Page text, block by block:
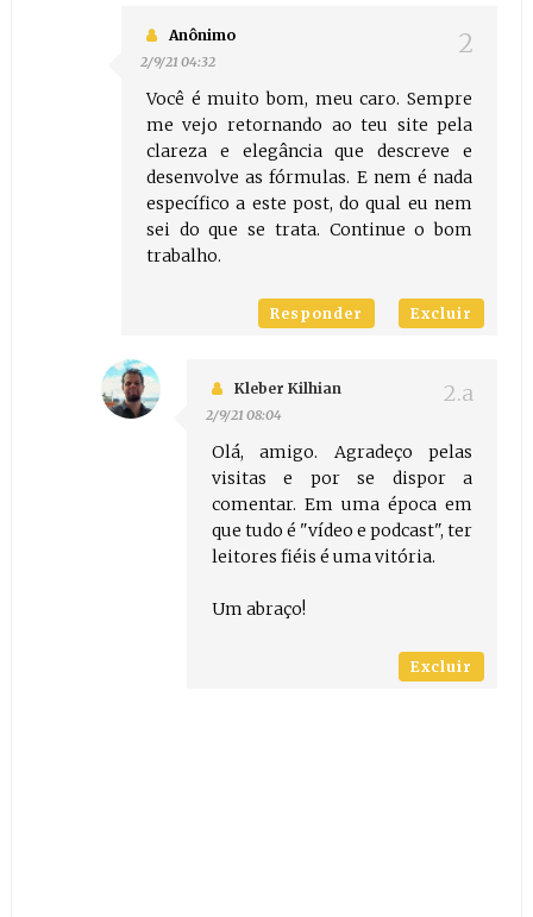
Anônimo
2/9/21 04:32
Você é muito bom, meu caro. Sempre
me vejo retornando ao teu site pela
clareza e elegância que descreve e
desenvolve as fórmulas. E nem é nada
específico a este post, do qual eu nem
sei do que se trata. Continue o bom
trabalho.
Responder Excluir
Kleber Kilhian
2/9/21 08:04
Olá, amigo. Agradeço pelas
visitas e por se dispor a
comentar. Em uma época em
que tudo é "vídeo e podcast", ter
leitores fiéis é uma vitória.
Um abraço!
Excluir